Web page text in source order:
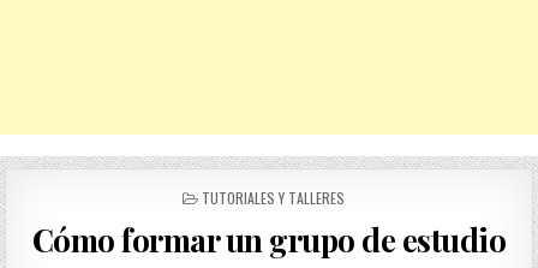
POSTED
TUTORIALES Y TALLERES
Cómo formar un grupo de estudio